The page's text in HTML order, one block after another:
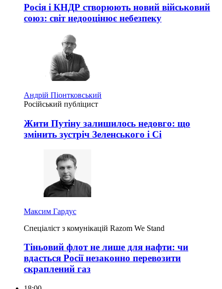
Росія і КНДР створюють новий військовий
союз: світ недооцінює небезпеку
Андрій Піонтковський
Російський публіцист
Жити Путіну залишилось недовго: що
змінить зустріч Зеленського і Сі
Максим Гардус
Спеціаліст з комунікацій Razom We Stand
Тіньовий флот не лише для нафти: чи
вдасться Росії незаконно перевозити
скраплений газ